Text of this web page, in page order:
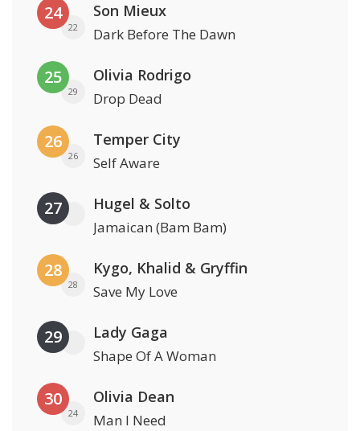
24
22
Son Mieux
Dark Before The Dawn
25
29
Olivia Rodrigo
Drop Dead
26
26
Temper City
Self Aware
27 Hugel & Solto
Jamaican (Bam Bam)
28
28
Kygo, Khalid & Gryffin
Save My Love
29 Lady Gaga
Shape Of A Woman
30
24
Olivia Dean
Man I Need